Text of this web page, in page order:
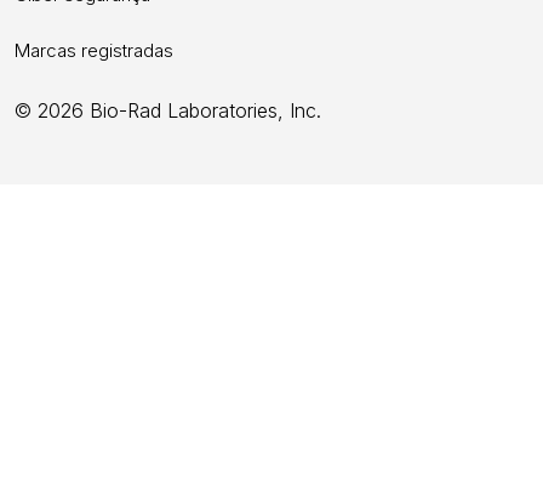
Marcas registradas
© 2026 Bio-Rad Laboratories, Inc.